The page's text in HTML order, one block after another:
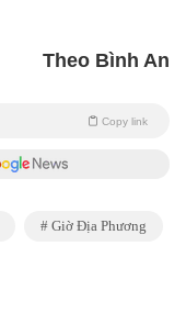
Theo Bình An
Copy link
Giờ Địa Phương